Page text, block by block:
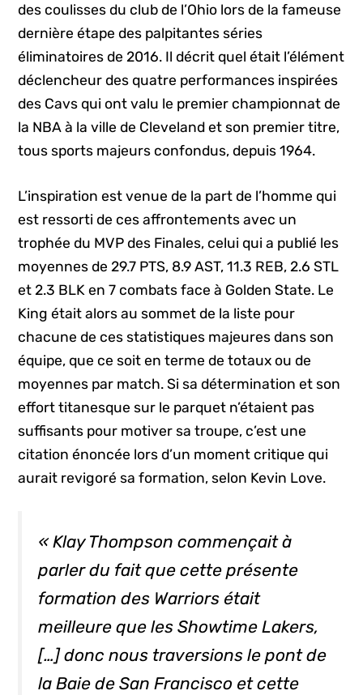
des coulisses du club de l’Ohio lors de la fameuse
dernière étape des palpitantes séries
éliminatoires de 2016. Il décrit quel était l’élément
déclencheur des quatre performances inspirées
des Cavs qui ont valu le premier championnat de
la NBA à la ville de Cleveland et son premier titre,
tous sports majeurs confondus, depuis 1964.
L’inspiration est venue de la part de l’homme qui
est ressorti de ces affrontements avec un
trophée du MVP des Finales, celui qui a publié les
moyennes de 29.7 PTS, 8.9 AST, 11.3 REB, 2.6 STL
et 2.3 BLK en 7 combats face à Golden State. Le
King était alors au sommet de la liste pour
chacune de ces statistiques majeures dans son
équipe, que ce soit en terme de totaux ou de
moyennes par match. Si sa détermination et son
effort titanesque sur le parquet n’étaient pas
suffisants pour motiver sa troupe, c’est une
citation énoncée lors d’un moment critique qui
aurait revigoré sa formation, selon Kevin Love.
« Klay Thompson commençait à
parler du fait que cette présente
formation des Warriors était
meilleure que lesShowtime Lakers,
[…] donc nous traversions le pont de
la Baie de San Francisco et cette